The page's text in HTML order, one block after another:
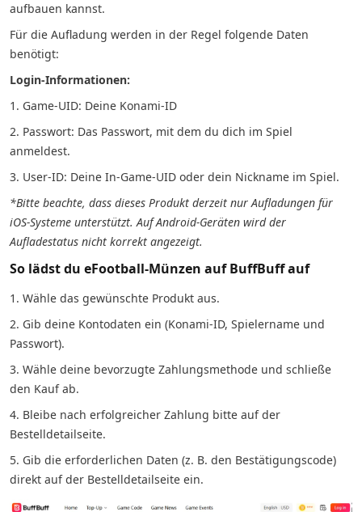
aufbauen kannst.
Für die Aufladung werden in der Regel folgende Daten
benötigt:
Login-Informationen:
1. Game-UID: Deine Konami-ID
2. Passwort: Das Passwort, mit dem du dich im Spiel
anmeldest.
3. User-ID: Deine In-Game-UID oder dein Nickname im Spiel.
*Bitte beachte, dass dieses Produkt derzeit nur Aufladungen für
iOS-Systeme unterstützt. Auf Android-Geräten wird der
Aufladestatus nicht korrekt angezeigt.
So lädst du eFootball-Münzen auf BuffBuff auf
1. Wähle das gewünschte Produkt aus.
2. Gib deine Kontodaten ein (Konami-ID, Spielername und
Passwort).
3. Wähle deine bevorzugte Zahlungsmethode und schließe
den Kauf ab.
4. Bleibe nach erfolgreicher Zahlung bitte auf der
Bestelldetailseite.
5. Gib die erforderlichen Daten (z. B. den Bestätigungscode)
direkt auf der Bestelldetailseite ein.